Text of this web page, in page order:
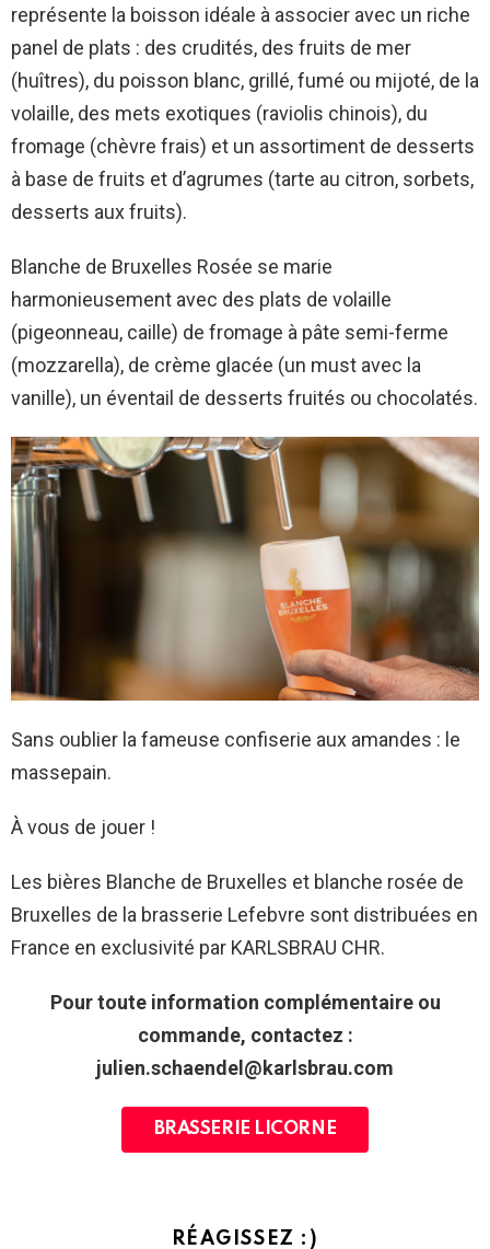
représente la boisson idéale à associer avec un riche
panel de plats : des crudités, des fruits de mer
(huîtres), du poisson blanc, grillé, fumé ou mijoté, de la
volaille, des mets exotiques (raviolis chinois), du
fromage (chèvre frais) et un assortiment de desserts
à base de fruits et d’agrumes (tarte au citron, sorbets,
desserts aux fruits).
Blanche de Bruxelles Rosée se marie
harmonieusement avec des plats de volaille
(pigeonneau, caille) de fromage à pâte semi-ferme
(mozzarella), de crème glacée (un must avec la
vanille), un éventail de desserts fruités ou chocolatés.
Sans oublier la fameuse confiserie aux amandes : le
massepain.
À vous de jouer !
Les bières Blanche de Bruxelles et blanche rosée de
Bruxelles de la brasserie Lefebvre sont distribuées en
France en exclusivité par KARLSBRAU CHR.
Pour toute information complémentaire ou
commande, contactez :
julien.schaendel@karlsbrau.com
BRASSERIE LICORNE
RÉAGISSEZ :)